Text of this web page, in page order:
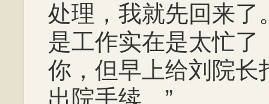
处理，我就先回来了
是工作实在是太忙
你，但早上给刘院长
出院手续。”